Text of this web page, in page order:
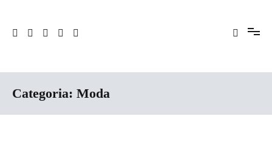
Categoria: Moda